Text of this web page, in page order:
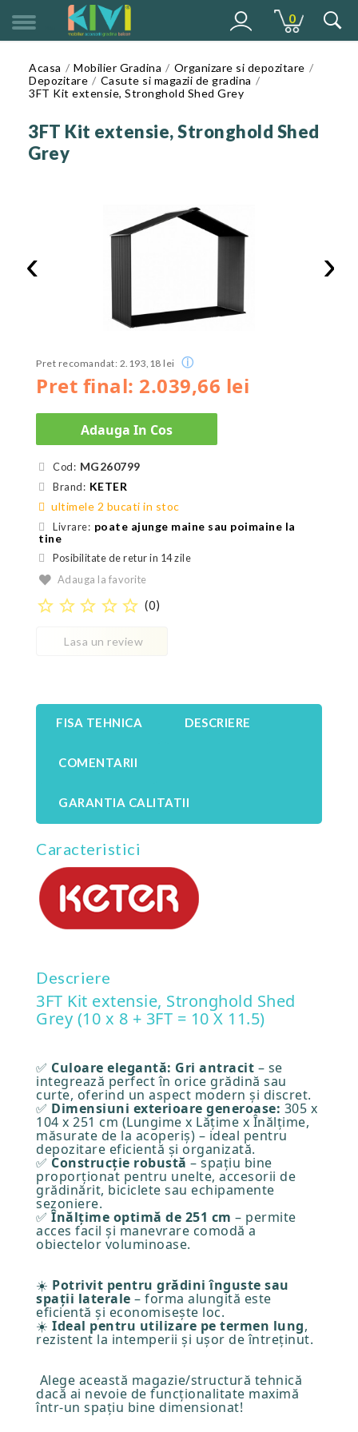
0
Acasa Mobilier Gradina
Organizare si depozitare
Depozitare
Casute si magazii de gradina
3FT Kit extensie, Stronghold Shed Grey
3FT Kit extensie, Stronghold Shed
Grey
‹ ›
Pret final: 2.039,66 lei
Pret recomandat: 2.193,18 lei ⓘ
Adauga In Cos
Cod: MG260799
Brand: KETER
ultimele 2 bucati in stoc
Livrare: poate ajunge maine sau poimaine la
tine
Posibilitate de retur in 14 zile
Adauga la favorite
star_border star_border star_border star_border star_border (0)
Lasa un review
FISA TEHNICA DESCRIERE
COMENTARII
GARANTIA CALITATII
Caracteristici
Descriere
3FT Kit extensie, Stronghold Shed
Grey (10 x 8 + 3FT = 10 X 11.5)
✅ Culoare elegantă: Gri antracit – se
integrează perfect în orice grădină sau
curte, oferind un aspect modern și discret.
✅ Dimensiuni exterioare generoase: 305 x
104 x 251 cm (Lungime x Lățime x Înălțime,
măsurate de la acoperiș) – ideal pentru
depozitare eficientă și organizată.
✅ Construcție robustă – spațiu bine
proporționat pentru unelte, accesorii de
grădinărit, biciclete sau echipamente
sezoniere.
✅ Înălțime optimă de 251 cm – permite
acces facil și manevrare comodă a
obiectelor voluminoase.
☀️ Potrivit pentru grădini înguste sau
spații laterale – forma alungită este
eficientă și economisește loc.
☀️ Ideal pentru utilizare pe termen lung,
rezistent la intemperii și ușor de întreținut.
Alege această magazie/structură tehnică
dacă ai nevoie de funcționalitate maximă
într-un spațiu bine dimensionat!